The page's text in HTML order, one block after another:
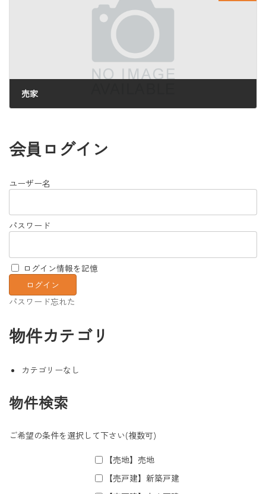
売家
会員ログイン
ユーザー名
パスワード
ログイン情報を記憶
パスワード忘れた
物件カテゴリ
カテゴリーなし
物件検索
ご希望の条件を選択して下さい(複数可)
【売地】売地
【売戸建】新築戸建